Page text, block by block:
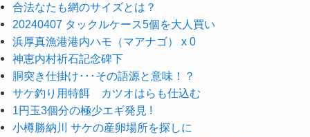
合法なたも網のサイズとは？
20240407 タックルケース5個を大人買い
浜厚真漁港港内ハモ（マアナゴ） x 0
神恵内村祈石記念碑下
胴突き仕掛け･･･その語源と意味！？
サケ釣り用特餌 カツオはらも仕込む
1円玉3個分の極少エギ発見 !
小樽勝納川 サケの産卵場所を探しに